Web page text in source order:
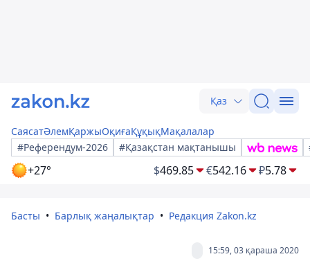
Қаз
СаясатӘлемҚаржыОқиғаҚұқықМақалалар
#Референдум-2026
#Қазақстан мақтанышы
+27° $469.85 €542.16 ₽5.78
Басты Барлық жаңалықтар Редакция Zakon.kz
15:59, 03 қараша 2020